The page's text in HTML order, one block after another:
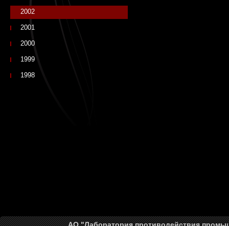
2002
2001
2000
1999
1998